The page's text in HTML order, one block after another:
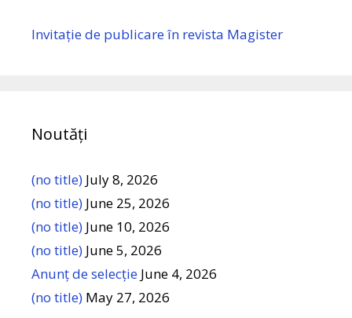
Invitație de publicare în revista Magister
Noutăți
(no title) July 8, 2026
(no title) June 25, 2026
(no title) June 10, 2026
(no title) June 5, 2026
Anunț de selecție June 4, 2026
(no title) May 27, 2026